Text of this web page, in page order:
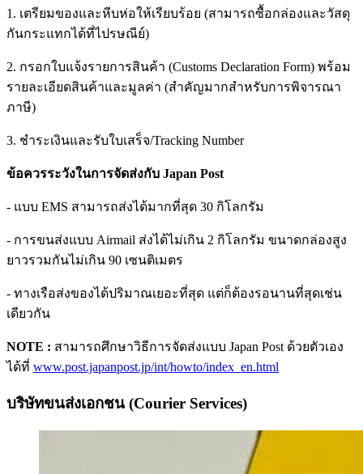
1. เตรียมของและหีบห่อให้เรียบร้อย (สามารถซื้อกล่องและวัสดุ
กันกระแทกได้ที่ไปรษณีย์)
2. กรอกใบแจ้งรายการสินค้า (Customs Declaration Form) พร้อม
รายละเอียดสินค้าและมูลค่า (สำคัญมากสำหรับการพิจารณา
ภาษี)
3. ชำระเงินและรับใบเสร็จ/Tracking Number
ข้อควรระวังในการจัดส่งกับ Japan Post
- แบบ EMS สามารถส่งได้มากที่สุด 30 กิโลกรัม
- การขนส่งแบบ Airmail ส่งได้ไม่เกิน 2 กิโลกรัม ขนาดกล่องสูง
ยาวรวมกันไม่เกิน 90 เซนติเมตร
- ทางเรือส่งของได้ปริมาณเยอะที่สุด แต่ก็ต้องรอนานที่สุดเช่น
เดียวกัน
NOTE : สามารถศึกษาวิธีการจัดส่งแบบ Japan Post ด้วยตัวเอง
ได้ที่ www.post.japanpost.jp/int/howto/index_en.html
บริษัทขนส่งเอกชน (Courier Services)